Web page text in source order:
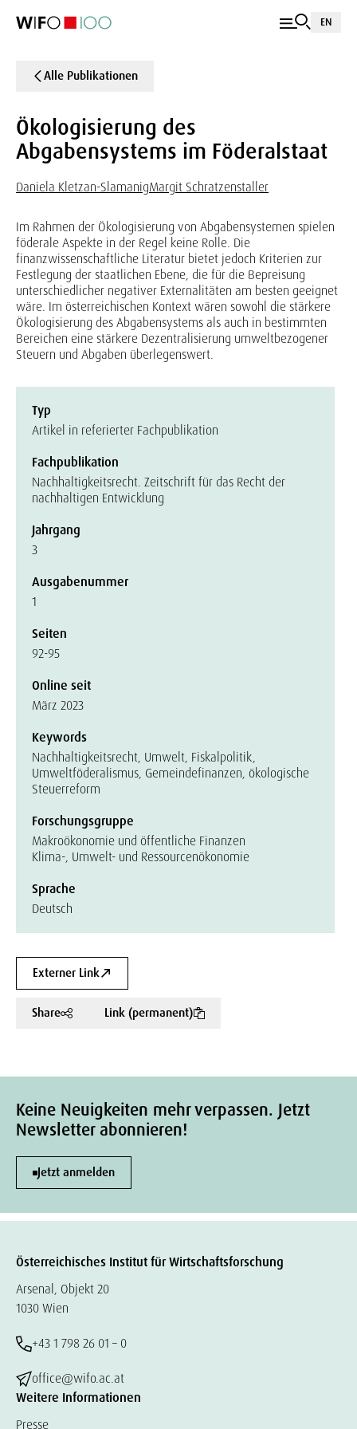
EN
Alle Publikationen
Ökologisierung des
Abgabensystems im Föderalstaat
Daniela Kletzan-SlamanigMargit Schratzenstaller
Im Rahmen der Ökologisierung von Abgabensystemen spielen
föderale Aspekte in der Regel keine Rolle. Die
finanzwissenschaftliche Literatur bietet jedoch Kriterien zur
Festlegung der staatlichen Ebene, die für die Bepreisung
unterschiedlicher negativer Externalitäten am besten geeignet
wäre. Im österreichischen Kontext wären sowohl die stärkere
Ökologisierung des Abgabensystems als auch in bestimmten
Bereichen eine stärkere Dezentralisierung umweltbezogener
Steuern und Abgaben überlegenswert.
Typ
Artikel in referierter Fachpublikation
Fachpublikation
Nachhaltigkeitsrecht. Zeitschrift für das Recht der
nachhaltigen Entwicklung
Jahrgang
3
Ausgabenummer
1
Seiten
92-95
Online seit
März 2023
Keywords
Nachhaltigkeitsrecht, Umwelt, Fiskalpolitik,
Umweltföderalismus, Gemeindefinanzen, ökologische
Steuerreform
Forschungsgruppe
Makroökonomie und öffentliche Finanzen
Klima-, Umwelt- und Ressourcenökonomie
Sprache
Deutsch
Externer Link
Share Link (permanent)
Keine Neuigkeiten mehr verpassen. Jetzt
Newsletter abonnieren!
Jetzt anmelden
Österreichisches Institut für Wirtschaftsforschung
Arsenal, Objekt 20
1030 Wien
+43 1 798 26 01 – 0
office@wifo.ac.at
Weitere Informationen
Presse